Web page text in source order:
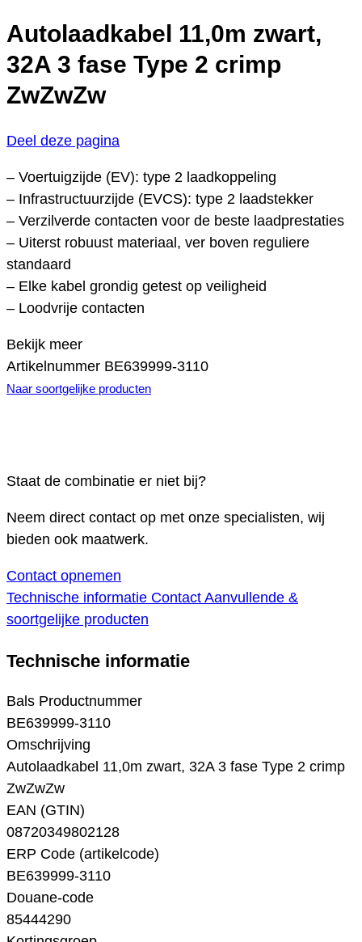
Autolaadkabel 11,0m zwart,
32A 3 fase Type 2 crimp
ZwZwZw
Deel deze pagina
– Voertuigzijde (EV): type 2 laadkoppeling
– Infrastructuurzijde (EVCS): type 2 laadstekker
– Verzilverde contacten voor de beste laadprestaties
– Uiterst robuust materiaal, ver boven reguliere
standaard
– Elke kabel grondig getest op veiligheid
– Loodvrije contacten
Bekijk meer
Artikelnummer BE639999-3110
Naar soortgelijke producten
Staat de combinatie er niet bij?
Neem direct contact op met onze specialisten, wij
bieden ook maatwerk.
Contact opnemen
Technische informatie Contact Aanvullende &
soortgelijke producten
Technische informatie
Bals Productnummer
BE639999-3110
Omschrijving
Autolaadkabel 11,0m zwart, 32A 3 fase Type 2 crimp
ZwZwZw
EAN (GTIN)
08720349802128
ERP Code (artikelcode)
BE639999-3110
Douane-code
85444290